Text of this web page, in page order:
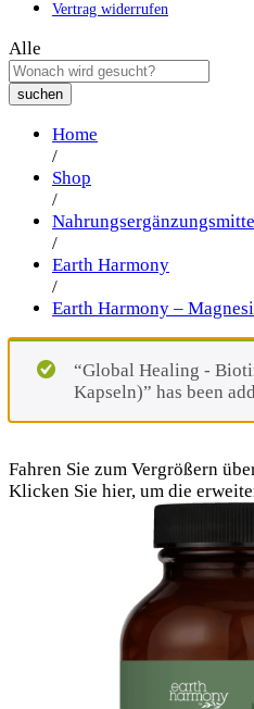
Vertrag widerrufen
Alle
suchen
Home
/
Shop
/
/
Earth Harmony
/
Earth Harmony –
“Global Healing -
Kapseln)” has been
Fahren Sie zum Vergrößern
Klicken Sie hier, um die